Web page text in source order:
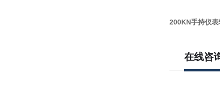
200KN手持仪
在线咨